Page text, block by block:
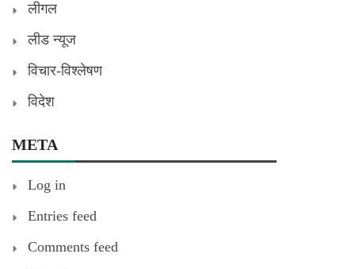
लीगल
लीड न्यूज
विचार-विश्लेषण
विदेश
META
Log in
Entries feed
Comments feed